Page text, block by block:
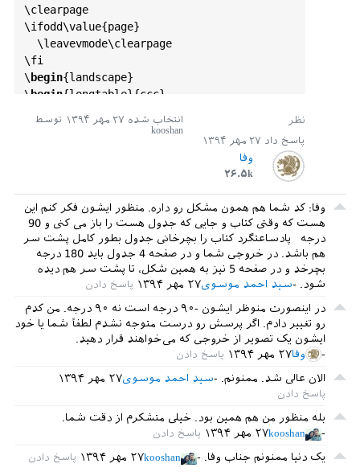
\clearpage
\ifodd\value{page}
  \
leavevmode\clearpage
\fi
\begin{landscape}
\ begin{longtable}{ccc}
hline
3\\
A & B & C
\\
A & B & C
\\
A & B & C
\\
A & B & C
& B & C
\\
B & C
A & B & C
A & B & C
C
\\
& C
\\
& C
\\
A & B & C
انتخاب شده ۲۷ مهر ۱۳۹۴
توسط
kooshan
پاسخ داد ۲۷ مهر ۱۳۹۴
وفا
۲۶.۵k
وفا: کد شما هم همون مشکل رو داره. منظور ایشون فکر کنم این
هست که وقتی کتاب و جایی که جدول هست را باز می کنی و 90
درجه پادساعتگرد کتاب را بچرخانی جدول بطور کامل پشت سر
هم باشد. در خروجی شما و در صفحه 4 جدول باید 180 درجه
بچرخد و در صفحه 5 نیز به همین شکل، تا پشت سر هم دیده
شود.
۲۷ مهر ۱۳۹۴سید احمد موسوی
در اینصورت منوظر ایشون -۹۰ درجه است نه ۹۰ درجه. من کدم
رو تغییر دادم. اگر پرسش رو درست متوجه نشدم لطفاً شما یا خود
ایشون یک تصویر از خروجی که می‌خواهند قرار دهید.
۲۷ مهر ۱۳۹۴وفا
الان عالی شد. ممنونم.
۲۷ مهر ۱۳۹۴سید احمد موسوی
بله منظور من هم همین بود. خیلی متشکرم از دقت شما.
۲۷ مهر ۱۳۹۴kooshan
یک دنیا ممنونم جناب وفا.
۲۷ مهر ۱۳۹۴kooshan